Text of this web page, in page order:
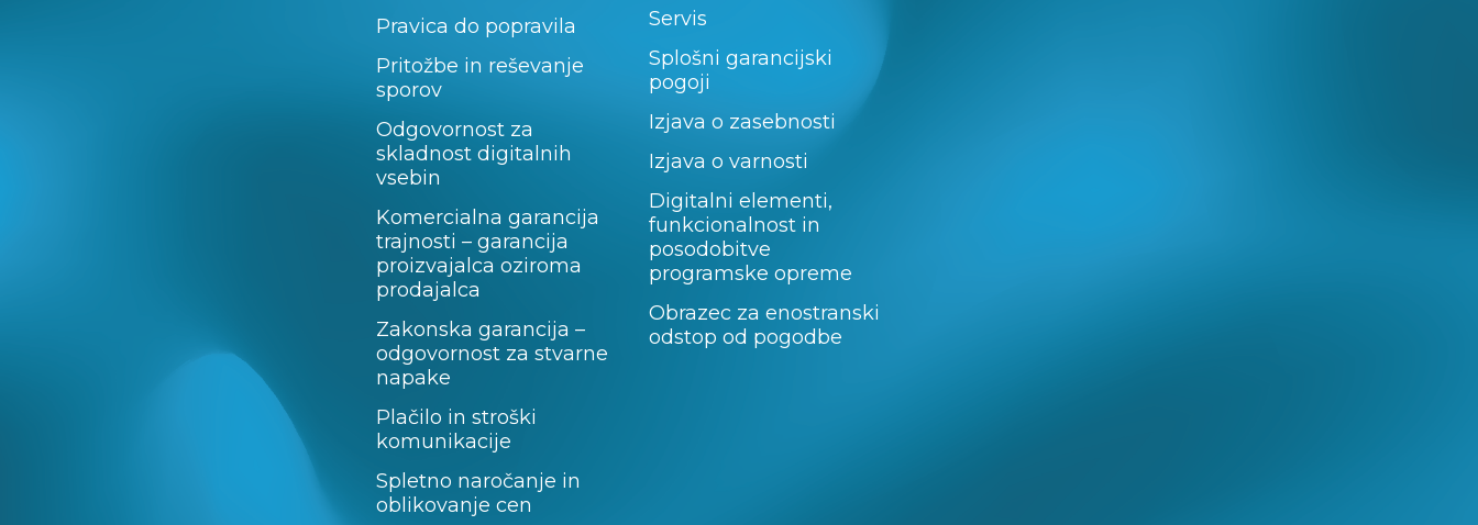
Pravica do popravila
Pritožbe in reševanje
sporov
Odgovornost za
skladnost digitalnih
vsebin
Komercialna garancija
trajnosti – garancija
proizvajalca oziroma
prodajalca
Zakonska garancija –
odgovornost za stvarne
napake
Plačilo in stroški
komunikacije
Spletno naročanje in
oblikovanje cen
Servis
Splošni garancijski
pogoji
Izjava o zasebnosti
Izjava o varnosti
Digitalni elementi,
funkcionalnost in
posodobitve
programske opreme
Obrazec za enostranski
odstop od pogodbe